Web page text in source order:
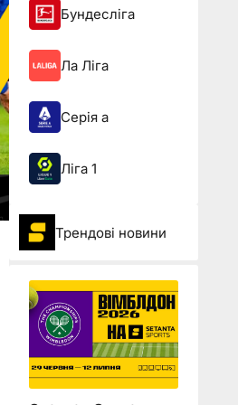
Бундесліга
Ла Ліга
Серія а
Ліга 1
Трендові новини